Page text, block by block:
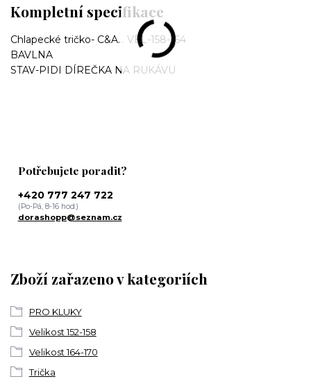
Kompletní specifikace
Chlapecké tričko- C&A... VEL-158-164
BAVLNA
STAV-PIDI DÍREČKA NA RUKÁVU
Zboží zařazeno v kategoriích
PRO KLUKY
Velikost 152-158
Velikost 164-170
Trička
Potřebujete poradit?
+420 777 247 722
(Po-Pá, 8-16 hod.)
dorashopp@seznam.cz